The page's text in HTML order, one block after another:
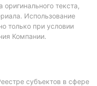
текста,
Использование
только при условии
Компании.
субъектов в сфере